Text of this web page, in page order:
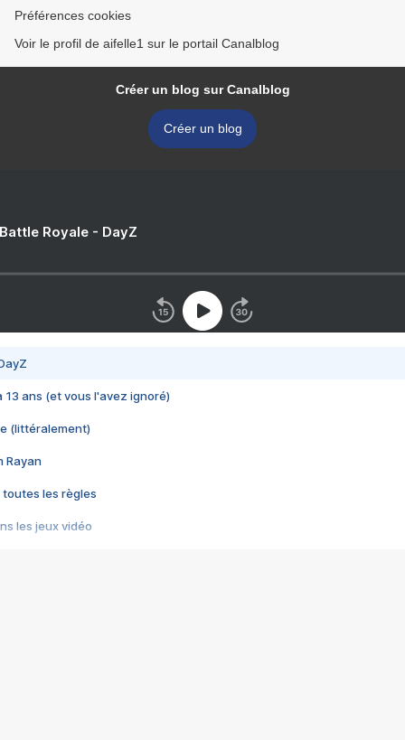
Préférences cookies
Voir le profil de aifelle1 sur le portail Canalblog
Créer un blog sur Canalblog
Créer un blog
Royale - DayZ
13 ans (et vous l'avez ignoré)
(littéralement)
Rayan
toutes les règles
les jeux vidéo